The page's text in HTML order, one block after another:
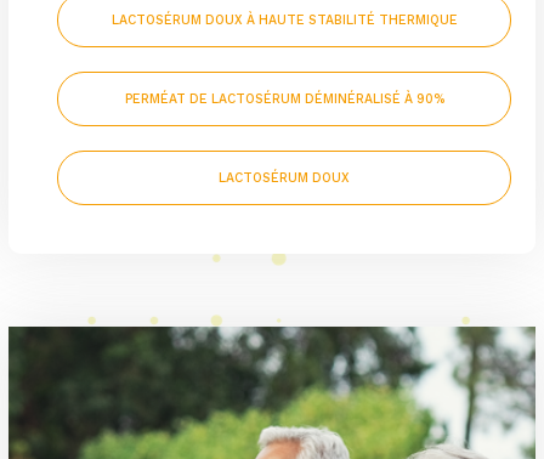
LACTOSÉRUM DOUX À HAUTE STABILITÉ THERMIQUE
PERMÉAT DE LACTOSÉRUM DÉMINÉRALISÉ À 90%
LACTOSÉRUM DOUX